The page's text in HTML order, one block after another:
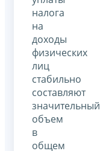
налога
на
доходы
физических
лиц
стабильно
составляют
значительный
объем
в
общем